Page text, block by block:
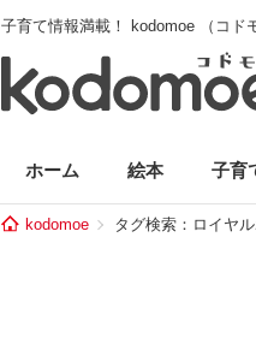
子育て情報満載！ kodomoe （コド
ホーム 絵本 子育
kodomoe タグ検索：ロイヤル